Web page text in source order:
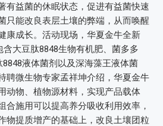
有益菌的休眠状态，促进有益菌快速
只能改良表层土壤的弊端，从而唤醒
康成长。活动现场，华夏金牛全新
含大豆肽8848生物有机肥、菌多多
液体菌剂以及深海藻王液体菌
聘微生物专家孟祥坤介绍，华夏金牛
动物、植物源材料，实现产品载体
合施用可以提高养分吸收利用效率，
物提质增产的基础上，改良土壤团粒